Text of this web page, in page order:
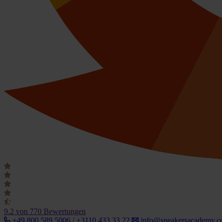
9.2 von 770 Bewertungen
+49 800 589 5006 / +3110 433 33 22